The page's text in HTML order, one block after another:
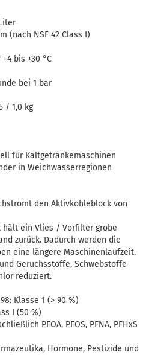
(nach NSF 42 Class I)
bis +30 °C
bei 1 bar
/ 1,0 kg
für Kaltgetränkemaschinen
in Weichwasserregionen
den Aktivkohleblock von
ein Vlies / Vorfilter grobe
zurück. Dadurch werden die
eine längere Maschinenlaufzeit.
Geruchsstoffe, Schwebstoffe
reduziert.
Klasse 1 (> 90 %)
I (50 %)
PFOA, PFOS, PFNA, PFHxS
Hormone, Pestizide und